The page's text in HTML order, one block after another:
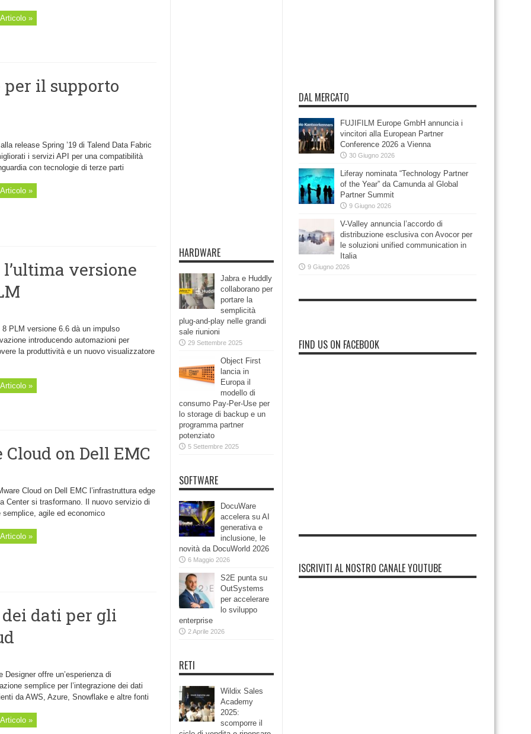
»
per il supporto
release Spring ’19 di Talend Data Fabric
i servizi API per una compatibilità
con tecnologie di terze parti
»
versione
8 PLM versione 6.6 dà un impulso
introducendo automazioni per
la produttività e un nuovo visualizzatore
»
on Dell EMC
Cloud on Dell EMC l’infrastruttura edge
Center si trasformano. Il nuovo servizio di
semplice, agile ed economico
»
dati per gli
Designer offre un’esperienza di
semplice per l’integrazione dei dati
da AWS, Azure, Snowflake e altre fonti
»
HARDWARE
Jabra e Huddly
collaborano per
portare la
semplicità
plug-and-play nelle grandi
sale riunioni
29 Settembre 2025
Object First
lancia in
Europa il
modello di
consumo Pay-Per-Use per
lo storage di backup e un
programma partner
potenziato
5 Settembre 2025
SOFTWARE
DocuWare
accelera su AI
generativa e
inclusione, le
novità da DocuWorld 2026
6 Maggio 2026
S2E punta su
OutSystems
per accelerare
lo sviluppo
enterprise
2 Aprile 2026
RETI
Wildix Sales
Academy
2025:
scomporre il
DAL MERCATO
FUJIFILM Europe GmbH annuncia i
vincitori alla European Partner
Conference 2026 a Vienna
30 Giugno 2026
Liferay nominata “Technology Partner
of the Year” da Camunda al Global
Partner Summit
9 Giugno 2026
V-Valley annuncia l’accordo di
distribuzione esclusiva con Avocor per
le soluzioni unified communication in
Italia
9 Giugno 2026
FIND US ON FACEBOOK
ISCRIVITI AL NOSTRO CANALE YOUTUBE